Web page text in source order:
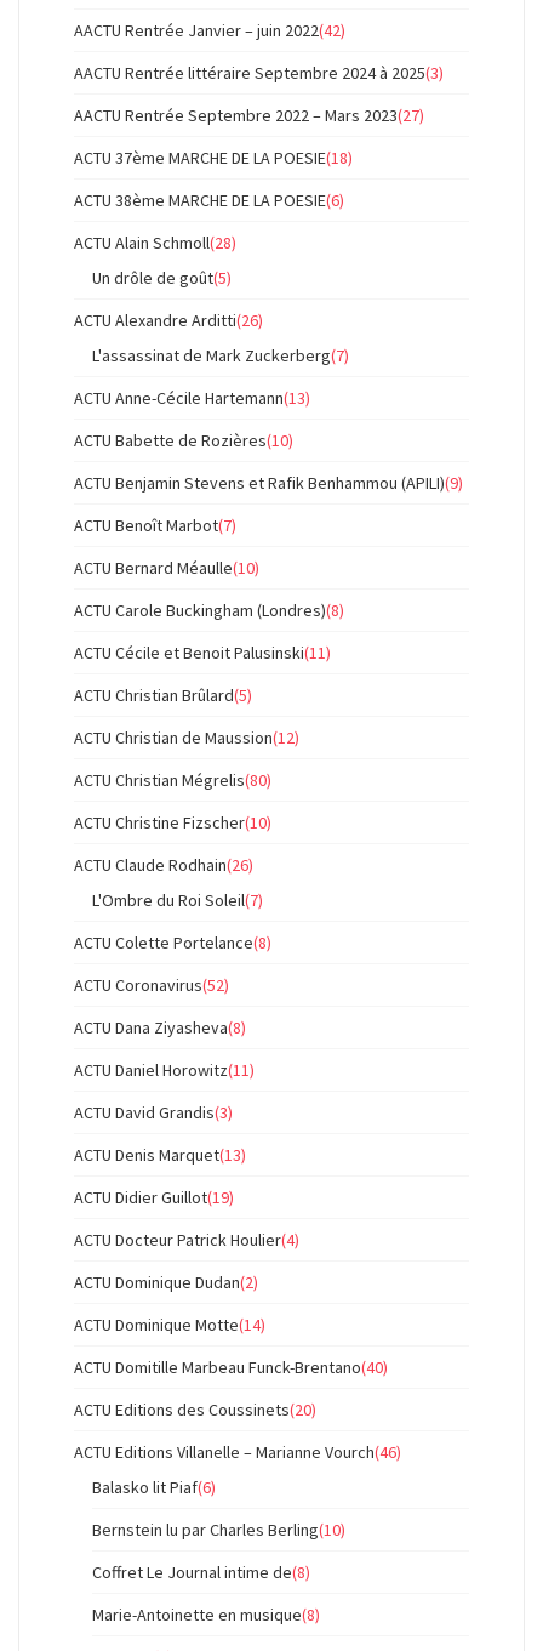
AACTU Rentrée Janvier – juin 2022(42)
AACTU Rentrée littéraire Septembre 2024 à 2025(3)
AACTU Rentrée Septembre 2022 – Mars 2023(27)
ACTU 37ème MARCHE DE LA POESIE(18)
ACTU 38ème MARCHE DE LA POESIE(6)
ACTU Alain Schmoll(28)
Un drôle de goût(5)
ACTU Alexandre Arditti(26)
L'assassinat de Mark Zuckerberg(7)
ACTU Anne-Cécile Hartemann(13)
ACTU Babette de Rozières(10)
ACTU Benjamin Stevens et Rafik Benhammou (APILI)(9)
ACTU Benoît Marbot(7)
ACTU Bernard Méaulle(10)
ACTU Carole Buckingham (Londres)(8)
ACTU Cécile et Benoit Palusinski(11)
ACTU Christian Brûlard(5)
ACTU Christian de Maussion(12)
ACTU Christian Mégrelis(80)
ACTU Christine Fizscher(10)
ACTU Claude Rodhain(26)
L'Ombre du Roi Soleil(7)
ACTU Colette Portelance(8)
ACTU Coronavirus(52)
ACTU Dana Ziyasheva(8)
ACTU Daniel Horowitz(11)
ACTU David Grandis(3)
ACTU Denis Marquet(13)
ACTU Didier Guillot(19)
ACTU Docteur Patrick Houlier(4)
ACTU Dominique Dudan(2)
ACTU Dominique Motte(14)
ACTU Domitille Marbeau Funck-Brentano(40)
ACTU Editions des Coussinets(20)
ACTU Editions Villanelle – Marianne Vourch(46)
Balasko lit Piaf(6)
Bernstein lu par Charles Berling(10)
Coffret Le Journal intime de(8)
Marie-Antoinette en musique(8)